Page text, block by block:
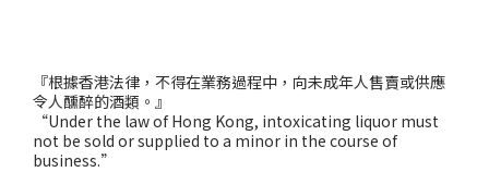
『根據香港法律，不得在業務過程中，向未成年人售賣或供應
令人醺醉的酒類。』
“Under the law of Hong Kong, intoxicating liquor must
not be sold or supplied to a minor in the course of
business.”